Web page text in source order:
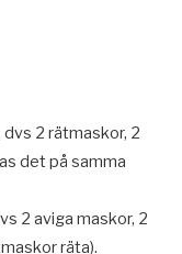
2 rätmaskor, 2
det på samma
2 aviga maskor, 2
räta).